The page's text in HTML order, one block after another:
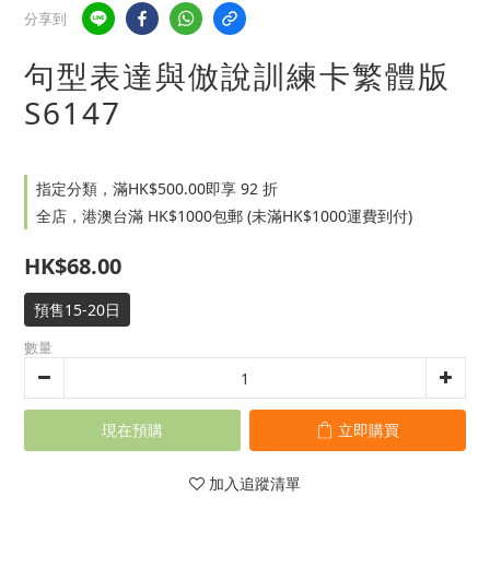
分享到
句型表達與倣說訓練卡繁體版
S6147
指定分類，滿HK$500.00即享 92 折
全店，港澳台滿 HK$1000包郵 (未滿HK$1000運費到付)
HK$68.00
預售15-20日
數量
現在預購 立即購買
加入追蹤清單